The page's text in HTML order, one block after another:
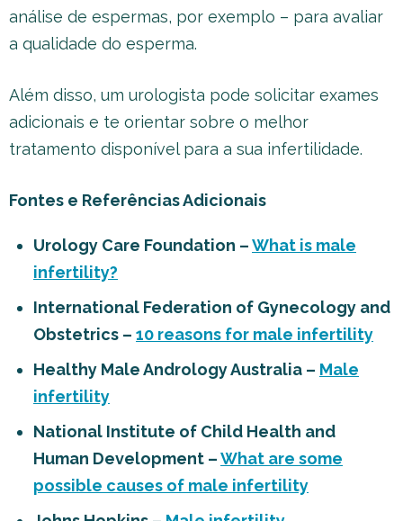
análise de espermas, por exemplo – para avaliar
a qualidade do esperma.
Além disso, um urologista pode solicitar exames
adicionais e te orientar sobre o melhor
tratamento disponível para a sua infertilidade.
Fontes e Referências Adicionais
Urology Care Foundation –What is male
infertility?
International Federation of Gynecology and
Obstetrics – 10 reasons for male infertility
Healthy Male Andrology Australia – Male
infertility
National Institute of Child Health and
Human Development –What are some
possible causes of male infertility